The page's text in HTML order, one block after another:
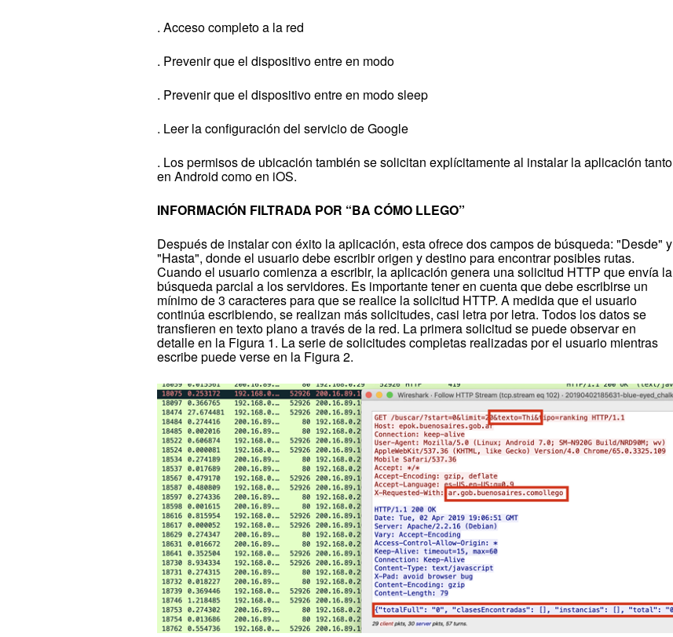
. Acceso completo a la red
. Prevenir que el dispositivo entre en modo
. Prevenir que el dispositivo entre en modo sleep
. Leer la configuración del servicio de Google
. Los permisos de ubicación también se solicitan explícitamente al instalar la aplicación tanto
en Android como en iOS.
INFORMACIÓN FILTRADA POR “BA CÓMO LLEGO”
Después de instalar con éxito la aplicación, esta ofrece dos campos de búsqueda: "Desde" y
"Hasta", donde el usuario debe escribir origen y destino para encontrar posibles rutas.
Cuando el usuario comienza a escribir, la aplicación genera una solicitud HTTP que envía la
búsqueda parcial a los servidores. Es importante tener en cuenta que debe escribirse un
mínimo de 3 caracteres para que se realice la solicitud HTTP. A medida que el usuario
continúa escribiendo, se realizan más solicitudes, casi letra por letra. Todos los datos se
transfieren en texto plano a través de la red. La primera solicitud se puede observar en
detalle en la Figura 1. La serie de solicitudes completas realizadas por el usuario mientras
escribe puede verse en la Figura 2.